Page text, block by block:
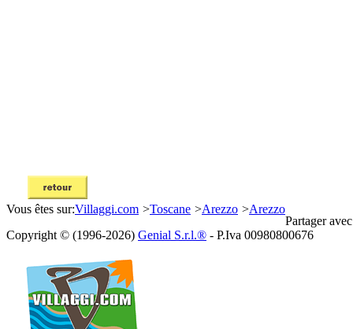
Vous êtes sur:Villaggi.com >Toscane >Arezzo >Arezzo
Partager
Copyright © (1996-2026) Genial S.r.l.® - P.Iva 00980800676